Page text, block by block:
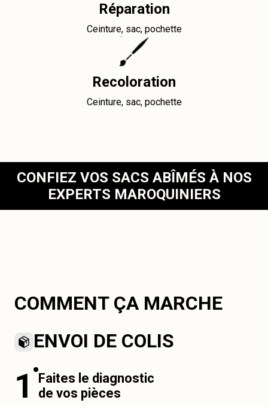
Réparation
Ceinture, sac, pochette
Recoloration
Ceinture, sac, pochette
CONFIEZ VOS SACS ABÎMÉS À NOS
EXPERTS MAROQUINIERS
COMMENT ÇA MARCHE
ENVOI DE COLIS
1
Faites le diagnostic
de vos pièces